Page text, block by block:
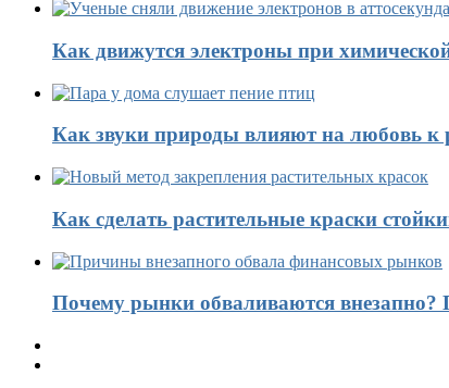
Как движутся электроны при
Как звуки природы влияют на любовь
Как сделать растительные краски
Почему рынки обваливаются внезапно?